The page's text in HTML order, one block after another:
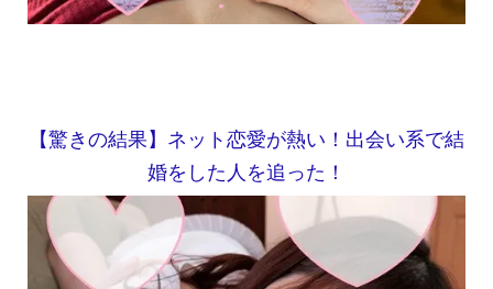
【驚きの結果】ネット恋愛が熱い！出会い系で結
婚をした人を追った！